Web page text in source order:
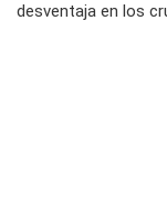
desventaja en los